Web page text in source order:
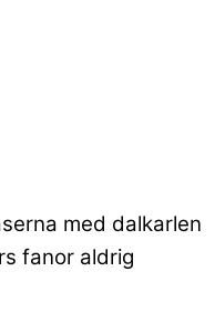
med dalkarlen
fanor aldrig